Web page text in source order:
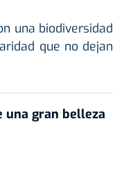
una biodiversidad
que no dejan
una gran belleza